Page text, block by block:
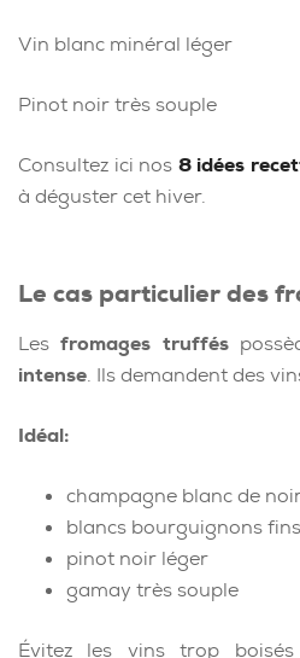
Vin blanc minéral léger
Pinot noir très souple
Consultez ici nos 8 idées
à déguster cet hiver.
Le cas particulier des
Lesfromages truffés
intense. Ils demandent des
Idéal:
champagne blanc de
blancs bourguignons fins
pinot noir léger
gamay très souple
Évitez les vins trop